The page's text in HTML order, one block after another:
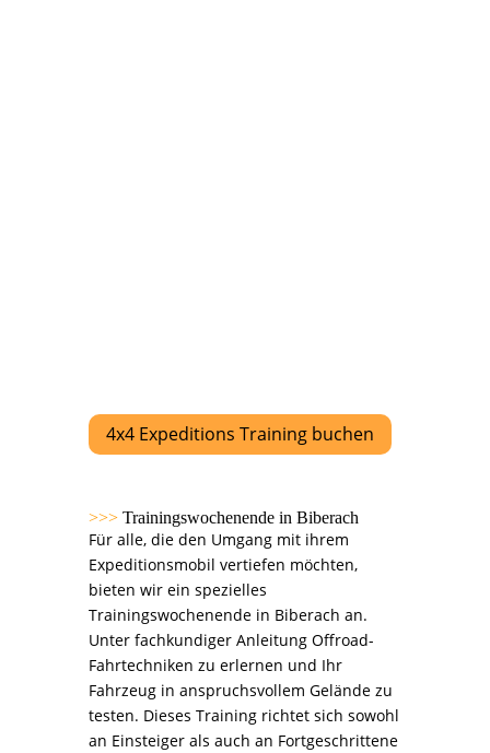
4x4 Expeditions Training buchen
>>> Trainingswochenende in Biberach
Für alle, die den Umgang mit ihrem
Expeditionsmobil vertiefen möchten,
bieten wir ein spezielles
Trainingswochenende in Biberach an.
Unter fachkundiger Anleitung Offroad-
Fahrtechniken zu erlernen und Ihr
Fahrzeug in anspruchsvollem Gelände zu
testen. Dieses Training richtet sich sowohl
an Einsteiger als auch an Fortgeschrittene